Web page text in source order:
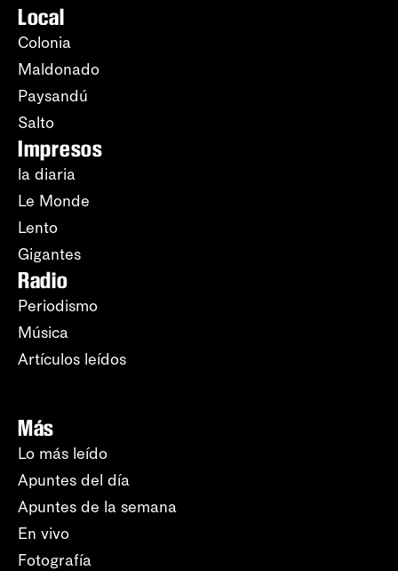
Local
Colonia
Maldonado
Paysandú
Salto
Impresos
la diaria
Le Monde
Lento
Gigantes
Radio
Periodismo
Música
Artículos leídos
Más
Lo más leído
Apuntes del día
Apuntes de la semana
En vivo
Fotografía